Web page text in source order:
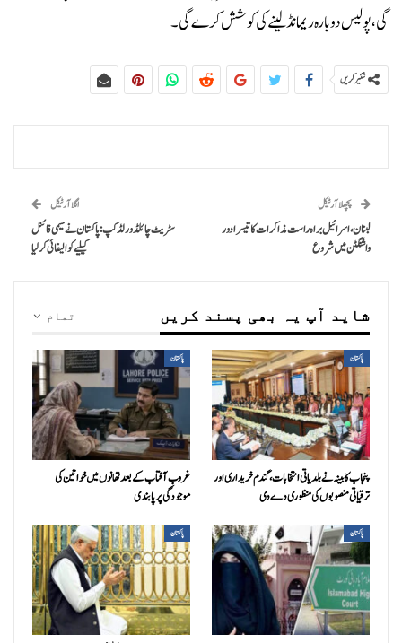
گی،پولیس دوبارہ ریمانڈ لینے کی کوشش کرے گی۔
شئیر کریں
پچھلا آرٹیکل
لبنان، اسرائیل براہ راست مذاکرات کا تیسرا دور
واشنگٹن میں شروع
اگلا آرٹیکل
سٹریٹ چائلڈ ورلڈ کپ: پاکستان نے سیمی فائنل
کیلیے کوالیفائی کر لیا
تمام شاید آپ یہ بھی پسند کریں
پاکستان
پنجاب کابینہ نے بلدیاتی انتخابات، گندم خریداری اور
ترقیاتی منصوبوں کی منظوری دے دی
پاکستان
غروبِ آفتاب کے بعد تھانوں میں خواتین کی
موجودگی پر پابندی
پاکستان پاکستان